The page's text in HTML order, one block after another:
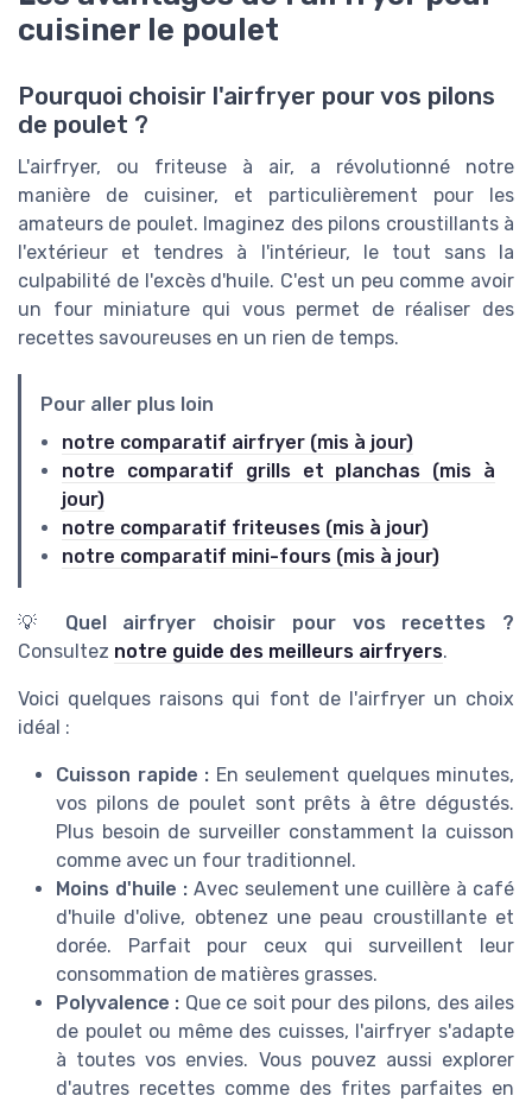
cuisiner le poulet
Pourquoi choisir l'airfryer pour vos pilons
de poulet ?
L'airfryer, ou friteuse à air, a révolutionné notre
manière de cuisiner, et particulièrement pour les
amateurs de poulet. Imaginez des pilons croustillants à
l'extérieur et tendres à l'intérieur, le tout sans la
culpabilité de l'excès d'huile. C'est un peu comme avoir
un four miniature qui vous permet de réaliser des
recettes savoureuses en un rien de temps.
Pour aller plus loin
notre comparatif airfryer (mis à jour)
notre comparatif grills et planchas (mis à
jour)
notre comparatif friteuses (mis à jour)
notre comparatif mini-fours (mis à jour)
💡 Quel airfryer choisir pour vos recettes ?
Consultez notre guide des meilleurs airfryers.
Voici quelques raisons qui font de l'airfryer un choix
idéal :
Cuisson rapide : En seulement quelques minutes,
vos pilons de poulet sont prêts à être dégustés.
Plus besoin de surveiller constamment la cuisson
comme avec un four traditionnel.
Moins d'huile :Avec seulement une cuillère à café
d'huile d'olive, obtenez une peau croustillante et
dorée. Parfait pour ceux qui surveillent leur
consommation de matières grasses.
Polyvalence : Que ce soit pour des pilons, des ailes
de poulet ou même des cuisses, l'airfryer s'adapte
à toutes vos envies. Vous pouvez aussi explorer
d'autres recettes comme des frites parfaites en